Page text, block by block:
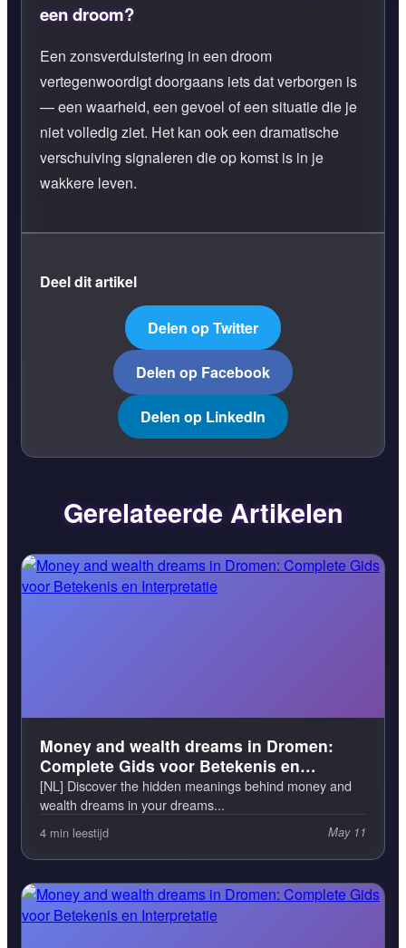
een droom?
Een zonsverduistering in een droom
vertegenwoordigt doorgaans iets dat verborgen is
— een waarheid, een gevoel of een situatie die je
niet volledig ziet. Het kan ook een dramatische
verschuiving signaleren die op komst is in je
wakkere leven.
Deel dit artikel
Delen op Twitter
Delen op Facebook
Delen op LinkedIn
Gerelateerde Artikelen
Money and wealth dreams in Dromen:
Complete Gids voor Betekenis en
Interpretatie
[NL] Discover the hidden meanings behind money and
wealth dreams in your dreams...
4 min leestijd May 11